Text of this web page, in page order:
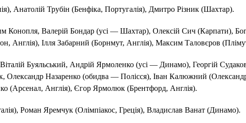
Анатолій Трубін (Бенфіка, Португалія), Дмитро Різник (Шахтар).
Конопля, Валерій Бондар (усі — Шахтар), Олексій Сич (Карпати),
Англія), Ілля Забарний (Борнмут, Англія), Максим Таловєров
Буяльський, Андрій Ярмоленко (усі — Динамо), Георгій
Олександр Назаренко (обидва — Полісся), Іван Калюжний
(Арсенал, Англія), Єгор Ярмолюк (Брентфорд, Англія).
Роман Яремчук (Олімпіакос, Греція), Владислав Ванат (Динамо).